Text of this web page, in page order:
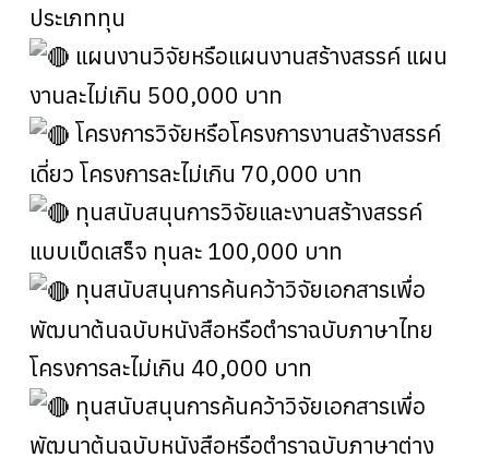
ประเภททุน
แผนงานวิจัยหรือแผนงานสร้างสรรค์ แผน
งานละไม่เกิน 500,000 บาท
โครงการวิจัยหรือโครงการงานสร้างสรรค์
เดี่ยว โครงการละไม่เกิน 70,000 บาท
ทุนสนับสนุนการวิจัยและงานสร้างสรรค์
แบบเบ็ดเสร็จ ทุนละ 100,000 บาท
ทุนสนับสนุนการค้นคว้าวิจัยเอกสารเพื่อ
พัฒนาต้นฉบับหนังสือหรือตำราฉบับภาษาไทย
โครงการละไม่เกิน 40,000 บาท
ทุนสนับสนุนการค้นคว้าวิจัยเอกสารเพื่อ
พัฒนาต้นฉบับหนังสือหรือตำราฉบับภาษาต่าง